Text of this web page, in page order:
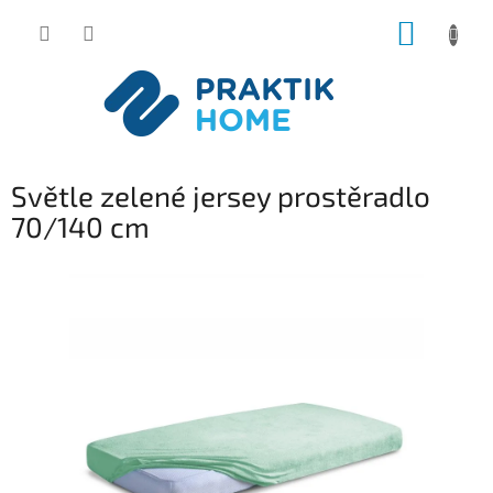
Světle zelené jersey prostěradlo
70/140 cm